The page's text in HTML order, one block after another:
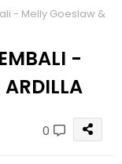
- Melly Goeslaw &
-
ARDILLA
0